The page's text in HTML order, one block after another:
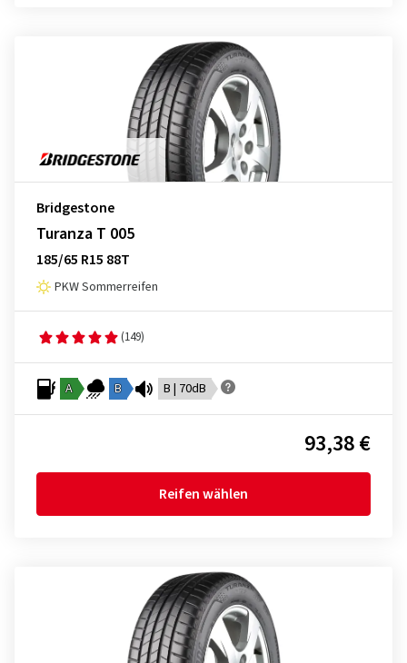
Bridgestone
Turanza T 005
185/65 R15 88T
PKW Sommerreifen
(149)
A B B | 70dB
93,38 €
Reifen wählen